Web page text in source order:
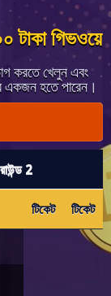
টাকা গিভওয়ে
করতে খেলুন এবং
একজন হতে পারেন।
রাউন্ড 2
টিকেট টিকেট